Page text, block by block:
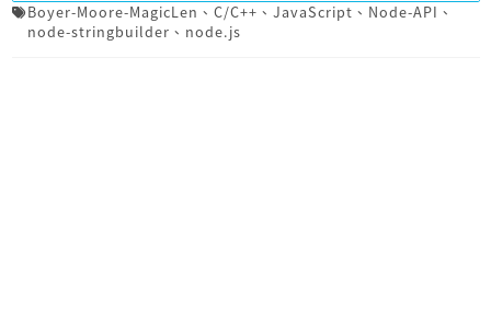
Boyer-Moore-MagicLen 、 C/C++ 、 JavaScript 、 Node-API 、
node-stringbuilder 、 node.js